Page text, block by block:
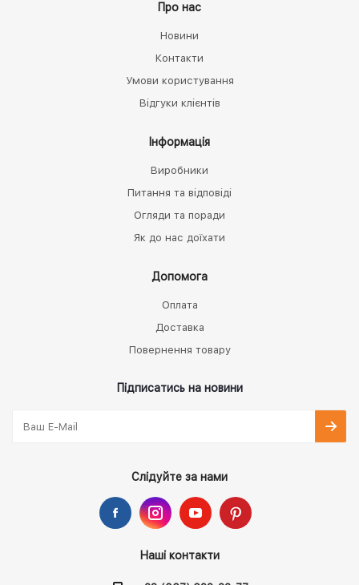
Про нас
Новини
Контакти
Умови користування
Відгуки клієнтів
Інформація
Виробники
Питання та відповіді
Огляди та поради
Як до нас доїхати
Допомога
Оплата
Доставка
Повернення товару
Підписатись на новини
Слідуйте за нами
Наші контакти